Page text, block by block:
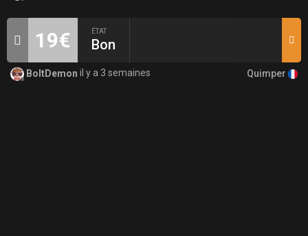
19€ ÉTAT
Bon
BoltDemon il y a 3 semaines Quimper